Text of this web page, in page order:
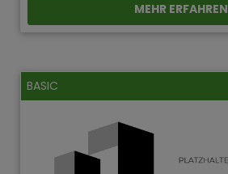
MEHR ERFAHREN
BASIC